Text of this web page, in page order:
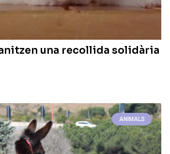
una recollida solidària
ANIMALS